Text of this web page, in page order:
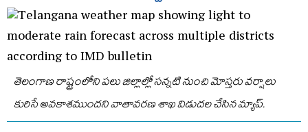
తెలంగాణ రాష్ట్రంలోని పలు జిల్లాల్లో సన్నటి నుంచి మోస్తరు వర్షాలు
కురిసే అవకాశముందని వాతావరణ శాఖ విడుదల చేసిన మ్యాప్.